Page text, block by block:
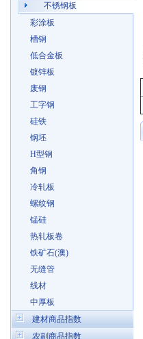
不锈钢板
彩涂板
槽钢
低合金板
镀锌板
废钢
工字钢
硅铁
钢坯
H型钢
角钢
冷轧板
螺纹钢
锰硅
热轧板卷
铁矿石(澳)
无缝管
线材
中厚板
建材商品指数
农副商品指数